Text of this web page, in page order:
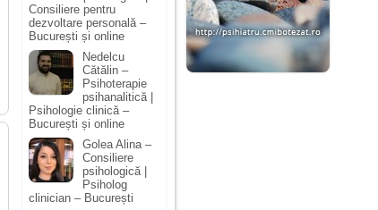
Consiliere pentru
dezvoltare personală –
București și online
Nedelcu
Cătălin –
Psihoterapie
psihanalitică |
Psihologie clinică –
București și online
Golea Alina –
Consiliere
psihologică |
Psiholog
clinician – București